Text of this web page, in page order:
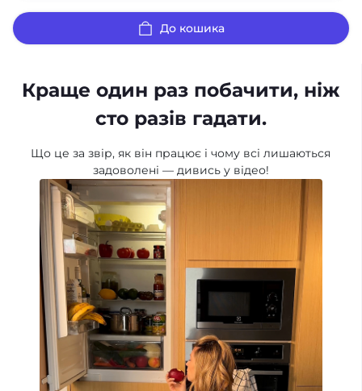
До кошика
Краще один раз побачити, ніж
сто разів гадати.
Що це за звір, як він працює і чому всі лишаються
задоволені — дивись у відео!